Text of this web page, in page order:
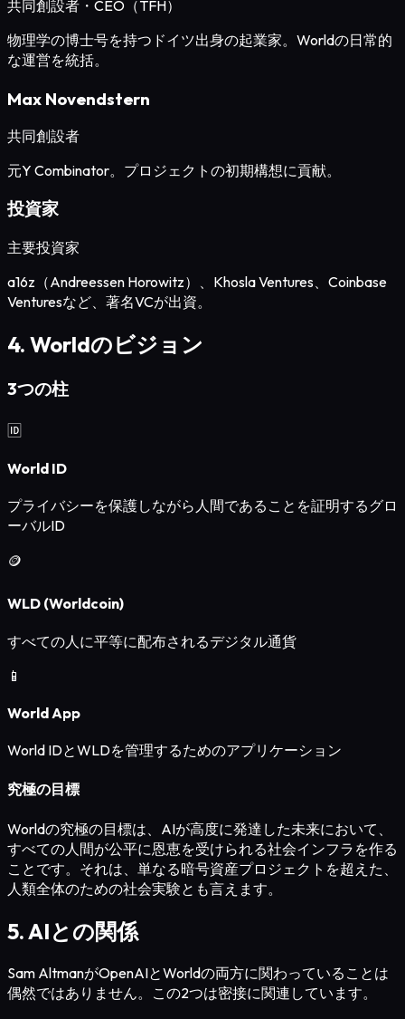
共同創設者・CEO（TFH）
物理学の博士号を持つドイツ出身の起業家。Worldの日常的
な運営を統括。
Max Novendstern
共同創設者
元Y Combinator。プロジェクトの初期構想に貢献。
投資家
主要投資家
a16z（Andreessen Horowitz）、Khosla Ventures、Coinbase
Venturesなど、著名VCが出資。
4. Worldのビジョン
3つの柱
🆔
World ID
プライバシーを保護しながら人間であることを証明するグロ
ーバルID
🪙
WLD (Worldcoin)
すべての人に平等に配布されるデジタル通貨
📱
World App
World IDとWLDを管理するためのアプリケーション
究極の目標
Worldの究極の目標は、AIが高度に発達した未来において、
すべての人間が公平に恩恵を受けられる社会インフラを作る
ことです。それは、単なる暗号資産プロジェクトを超えた、
人類全体のための社会実験とも言えます。
5. AIとの関係
Sam AltmanがOpenAIとWorldの両方に関わっていることは
偶然ではありません。この2つは密接に関連しています。